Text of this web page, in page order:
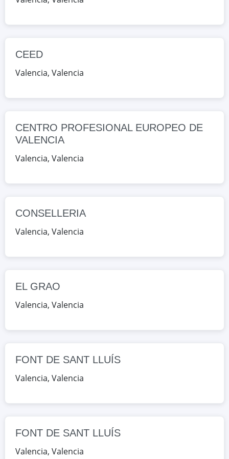
Valencia, Valencia, España
CENTRO PROFESIONAL EUROPEO
CL GENERAL ELIO (EDIFICI B) 2,
Valencia, Valencia, España
Google Maps
OpenStreetMap
CONSELLERIA
CL MONESTIR DE POBLET S/N,
EL GRAO
CL ESCALANTE 9, Valencia, Valencia,
FONT DE SANT LLUÍS
AV HERMANOS MARISTAS 25,
OpenStreetMap
AV HERMANOS MARISTAS 25,
Valencia, Valencia, España
Google Maps
OpenStreetMap
CEED
Valencia, Valencia
CENTRO PROFESIONAL EUROPEO DE
VALENCIA
Valencia, Valencia
CONSELLERIA
Valencia, Valencia
EL GRAO
Valencia, Valencia
FONT DE SANT LLUÍS
Valencia, Valencia
FONT DE SANT LLUÍS
Valencia, Valencia